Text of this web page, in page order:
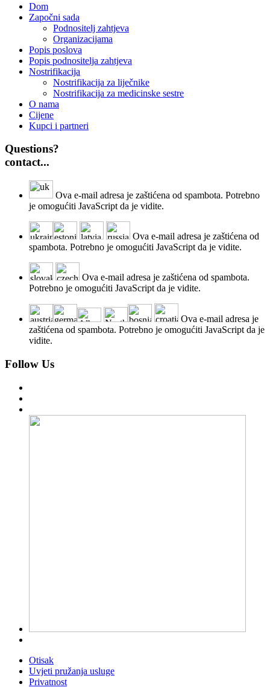
Dom
Započni sada
Podnositelj zahtjeva
Organizacijama
Popis poslova
Popis podnositelja zahtjeva
Nostrifikacija
Nostrifikacija za liječnike
Nostrifikacija za medicinske sestre
O nama
Cijene
Kupci i partneri
Questions?
contact...
Ova e-mail adresa je zaštićena od spambota. Potrebno
je omogućiti JavaScript da je vidite.
Ova e-mail adresa je zaštićena od
spambota. Potrebno je omogućiti JavaScript da je vidite.
Ova e-mail adresa je zaštićena od spambota.
Potrebno je omogućiti JavaScript da je vidite.
Ova e-mail adresa je
zaštićena od spambota. Potrebno je omogućiti JavaScript da je
vidite.
Follow Us
Otisak
Uvjeti pružanja usluge
Privatnost